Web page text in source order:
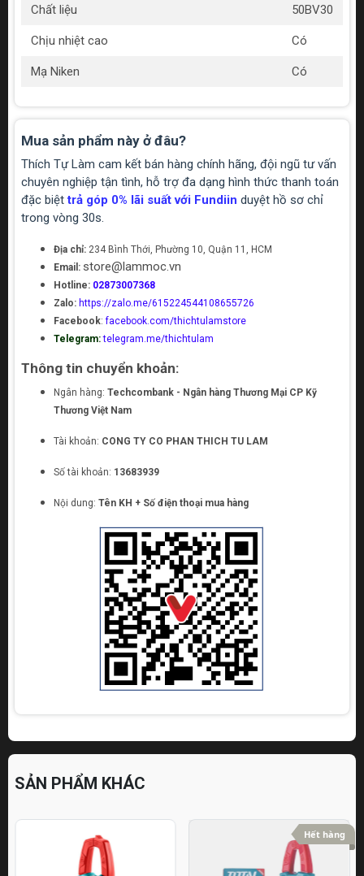
Chất liệu 50BV30
Chịu nhiệt cao Có
Mạ Niken Có
Mua sản phẩm này ở đâu?
Thích Tự Làm cam kết bán hàng chính hãng, đội ngũ tư vấn
chuyên nghiệp tận tình, hỗ trợ đa dạng hình thức thanh toán
đặc biệttrả góp 0% lãi suất với Fundiin duyệt hồ sơ chỉ
trong vòng 30s.
Địa chỉ: 234 Bình Thới, Phường 10, Quận 11, HCM
Email: store@lammoc.vn
Hotline: 02873007368
Zalo: https://zalo.me/615224544108655726
Facebook:facebook.com/thichtulamstore
Telegram: telegram.me/thichtulam
Thông tin chuyển khoản:
Ngân hàng: Techcombank - Ngân hàng Thương Mại CP Kỹ
Thương Việt Nam
Tài khoản: CONG TY CO PHAN THICH TU LAM
Số tài khoản: 13683939
Nội dung: Tên KH + Số điện thoại mua hàng
SẢN PHẨM KHÁC
Hết hàng